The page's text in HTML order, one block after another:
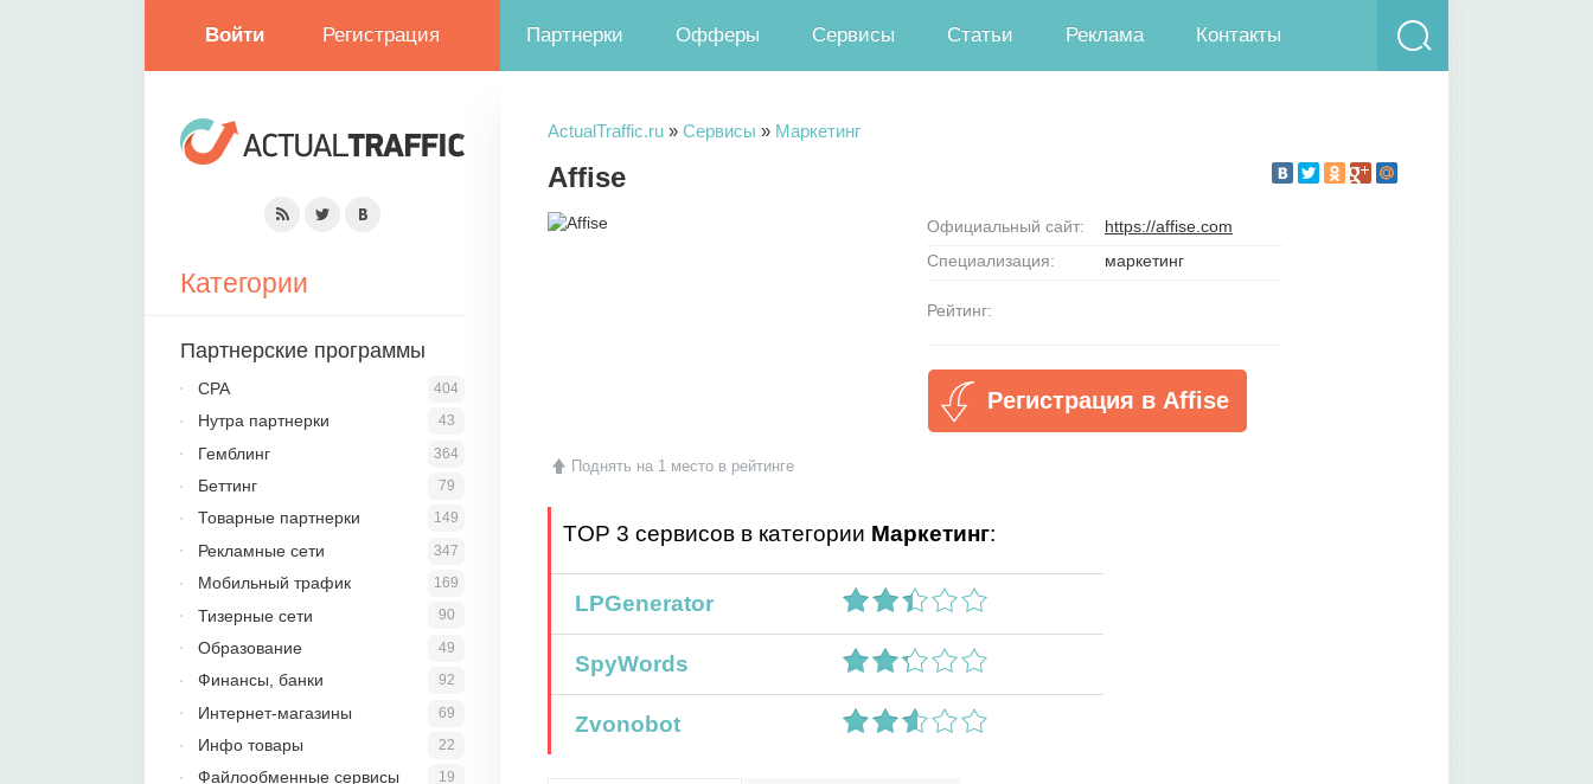
Войти Регистрация Партнерки Офферы Сервисы Статьи Реклама Контакты
ActualTraffic.ru » Сервисы » Маркетинг
Affise
Поднять на 1 место в рейтинге
Официальный сайт:
https://affise.com
Специализация:
маркетинг
Рейтинг:
Регистрация в Affise
TOP 3 сервисов в категории Маркетинг:
LPGenerator
SpyWords
Zvonobot
Категории
Партнерские программы
404
CPA
43
Нутра партнерки
364
Гемблинг
79
Беттинг
149
Товарные партнерки
347
Рекламные сети
169
Мобильный трафик
90
Тизерные сети
49
Образование
92
Финансы, банки
69
Интернет-магазины
22
Инфо товары
19
Файлообменные сервисы